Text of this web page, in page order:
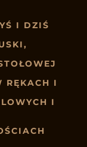
I DZIŚ
RĘKACH I
I